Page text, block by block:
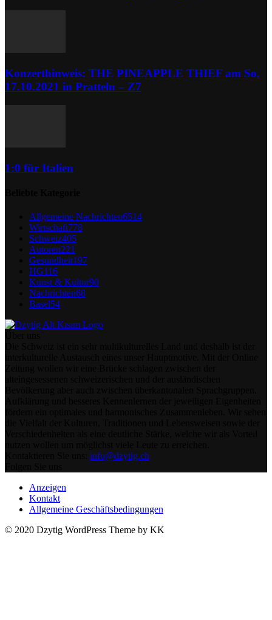
Konzerthinweis: THE PINEAPPLE THIEF am So.
17.10.2021 in Pratteln – Z7
1:0 für Italien
Allgemeine Nachrichten6514
Wirtschaft778
Schweiz405
Autoren221
Gesundheit197
HG116
Kunst & Kultur90
Nachrichten68
Basel54
info@dzytig.ch
Anzeigen
Kontakt
Allgemeine Geschäftsbedingungen
© 2020 Dzytig WordPress Theme by KK